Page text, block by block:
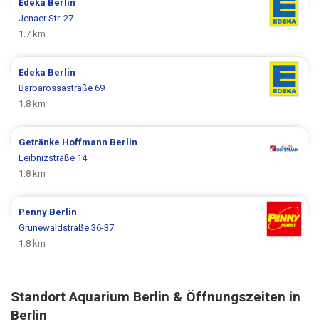
Edeka Berlin
Jenaer Str. 27
1.7 km
Edeka Berlin
Barbarossastraße 69
1.8 km
Getränke Hoffmann Berlin
Leibnizstraße 14
1.8 km
Penny Berlin
Grunewaldstraße 36-37
1.8 km
Standort Aquarium Berlin & Öffnungszeiten in
Berlin